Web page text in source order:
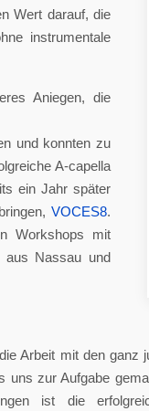
Wert darauf, die
instrumentale
Aniegen, die
und konnten zu
A-capella
ein Jahr später
VOCES8.
Workshops mit
aus Nassau und
Arbeit mit den ganz
uns zur Aufgabe
ist die